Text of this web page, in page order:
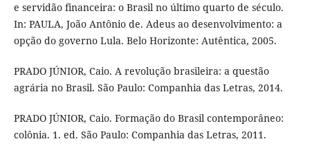
e servidão financeira: o Brasil no último quarto de século.
In: PAULA, João Antônio de. Adeus ao desenvolvimento: a
opção do governo Lula. Belo Horizonte: Autêntica, 2005.
PRADO JÚNIOR, Caio. A revolução brasileira: a questão
agrária no Brasil. São Paulo: Companhia das Letras, 2014.
PRADO JÚNIOR, Caio. Formação do Brasil contemporâneo:
colônia. 1. ed. São Paulo: Companhia das Letras, 2011.